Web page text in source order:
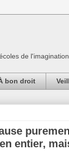
de
bon droit
entier,